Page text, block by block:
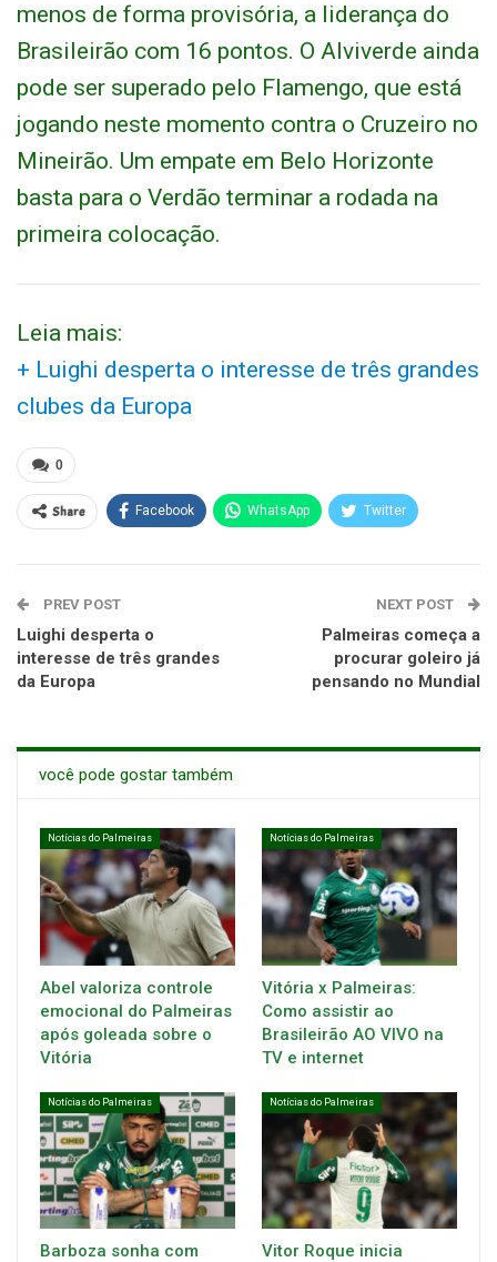
menos de forma provisória, a liderança do
Brasileirão com 16 pontos. O Alviverde ainda
pode ser superado pelo Flamengo, que está
jogando neste momento contra o Cruzeiro no
Mineirão. Um empate em Belo Horizonte
basta para o Verdão terminar a rodada na
primeira colocação.
Leia mais:
+ Luighi desperta o interesse de três grandes
clubes da Europa
0
Share Facebook WhatsApp Twitter
PREV POST
Luighi desperta o
interesse de três grandes
da Europa
NEXT POST
Palmeiras começa a
procurar goleiro já
pensando no Mundial
você pode gostar também
Notícias do Palmeiras
Abel valoriza controle
emocional do Palmeiras
após goleada sobre o
Vitória
Notícias do Palmeiras
Vitória x Palmeiras:
Como assistir ao
Brasileirão AO VIVO na
TV e internet
Notícias do Palmeiras
Barboza sonha com
Notícias do Palmeiras
Vitor Roque inicia